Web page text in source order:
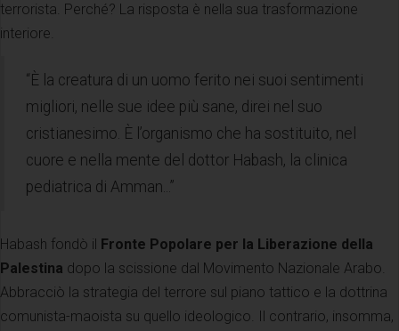
terrorista. Perché? La risposta è nella sua trasformazione
interiore.
“È la creatura di un uomo ferito nei suoi sentimenti
migliori, nelle sue idee più sane, direi nel suo
cristianesimo. È l’organismo che ha sostituito, nel
cuore e nella mente del dottor Habash, la clinica
pediatrica di Amman...”
Habash fondò il Fronte Popolare per la Liberazione della
Palestina dopo la scissione dal Movimento Nazionale Arabo.
Abbracciò la strategia del terrore sul piano tattico e la dottrina
comunista-maoista su quello ideologico. Il contrario, insomma,